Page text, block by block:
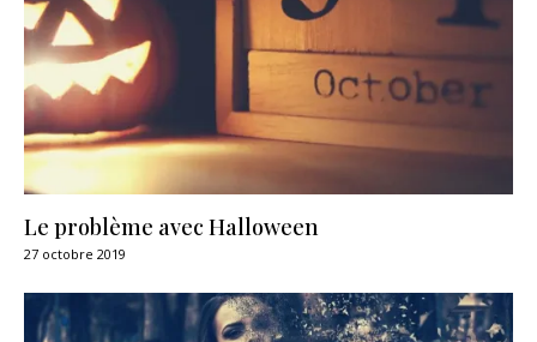
Le problème avec Halloween
27 octobre 2019